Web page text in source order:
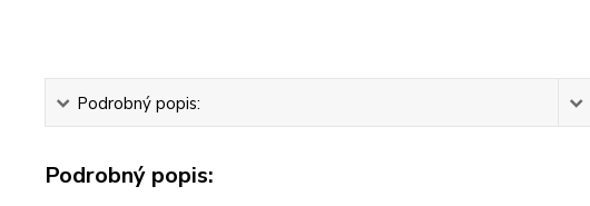
Podrobný popis:
Podrobný popis: